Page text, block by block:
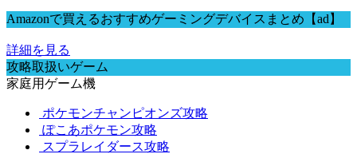
Amazonで買えるおすすめゲーミングデバイスまとめ【ad】
詳細を見る
攻略取扱いゲーム
家庭用ゲーム機
ポケモンチャンピオンズ攻略
ぽこあポケモン攻略
スプラレイダース攻略